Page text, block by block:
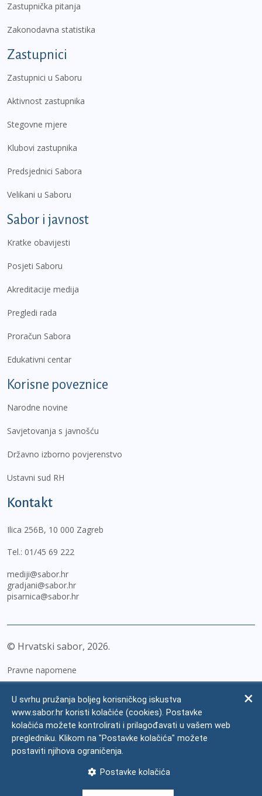
Zastupnička pitanja
Zakonodavna statistika
Zastupnici
Zastupnici u Saboru
Aktivnost zastupnika
Stegovne mjere
Klubovi zastupnika
Predsjednici Sabora
Velikani u Saboru
Sabor i javnost
Kratke obavijesti
Posjeti Saboru
Akreditacije medija
Pregledi rada
Proračun Sabora
Edukativni centar
Korisne poveznice
Narodne novine
Savjetovanja s javnošću
Državno izborno povjerenstvo
Ustavni sud RH
Kontakt
Ilica 256B, 10 000 Zagreb
Tel.: 01/45 69 222
mediji@sabor.hr
gradjani@sabor.hr
pisarnica@sabor.hr
© Hrvatski sabor, 2026
Pravne napomene
Zaštita osobnih podataka
Impressum
Česta pitanja
U svrhu pružanja boljeg korisničkog iskustva
www.sabor.hr koristi kolačiće (cookies). Postavke
kolačića možete kontrolirati i prilagođavati u vašem web
pregledniku. Klikom na "Postavke kolačića" možete
postaviti njihova ograničenja.
Postavke kolačića